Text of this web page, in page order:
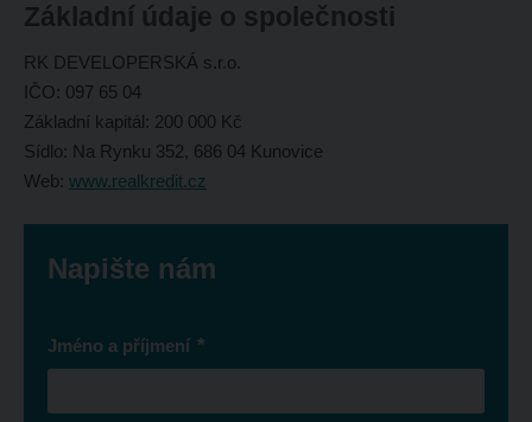
Základní údaje o společnosti
RK DEVELOPERSKÁ s.r.o.
IČO: 097 65 04
Základní kapitál: 200 000 Kč
Sídlo: Na Rynku 352, 686 04 Kunovice
Web: www.realkredit.cz
Napište nám
Jméno a příjmení *